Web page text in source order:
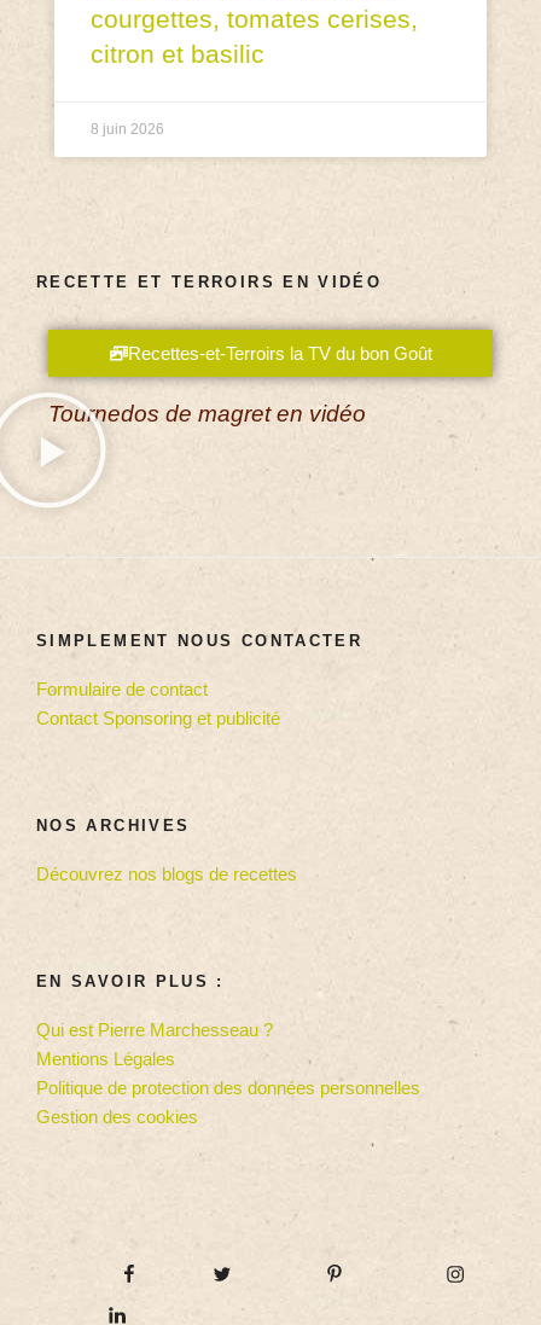
courgettes, tomates cerises,
citron et basilic
8 juin 2026
RECETTE ET TERROIRS EN VIDÉO
Recettes-et-Terroirs la TV du bon Goût
Tournedos de magret en vidéo
SIMPLEMENT NOUS CONTACTER
Formulaire de contact
Contact Sponsoring et publicité
NOS ARCHIVES
Découvrez nos blogs de recettes
EN SAVOIR PLUS :
Qui est Pierre Marchesseau ?
Mentions Légales
Politique de protection des données personnelles
Gestion des cookies